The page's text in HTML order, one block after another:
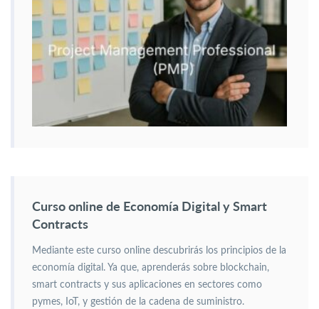
Curso online de Economía Digital y Smart
Contracts
Mediante este curso online descubrirás los principios de la
economía digital. Ya que, aprenderás sobre blockchain,
smart contracts y sus aplicaciones en sectores como
pymes, IoT, y gestión de la cadena de suministro.